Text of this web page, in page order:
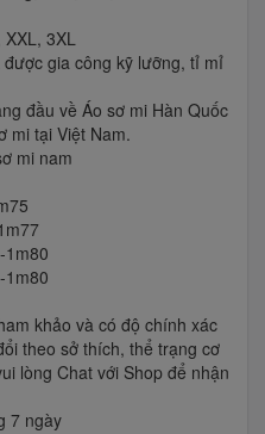
3XL
gia công kỹ lưỡng, tỉ mỉ
đầu về Áo sơ mi Hàn Quốc
mi tại Việt Nam.
mi nam
1m80
1m80
khảo và có độ chính xác
theo sở thích, thể trạng cơ
lòng Chat với Shop để nhận
7 ngày